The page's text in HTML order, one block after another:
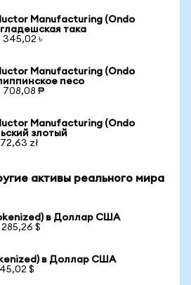
Manufacturing (Ondo
така
345,02 ৳
Manufacturing (Ondo
песо
708,08 ₱
Manufacturing (Ondo
злотый
zł
активы реального мира
в Доллар США
285,26 $
в Доллар США
$